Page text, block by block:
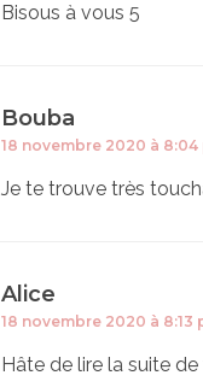
Bisous à vous 5
Bouba
18 novembre 2020 à 8:04
Je te trouve très
Alice
18 novembre 2020 à 8:13
Hâte de lire la suite